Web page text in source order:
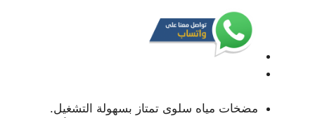
مضخات مياه سلوى تمتاز بسهولة التشغيل.